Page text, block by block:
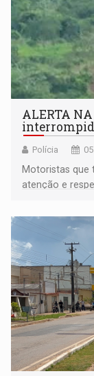
ALERTA
Polícia
​Motoristas que
atenção e